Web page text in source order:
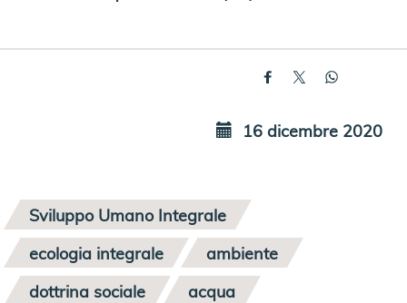
16 dicembre 2020
Sviluppo Umano Integrale
ecologia integrale
ambiente
dottrina sociale
acqua